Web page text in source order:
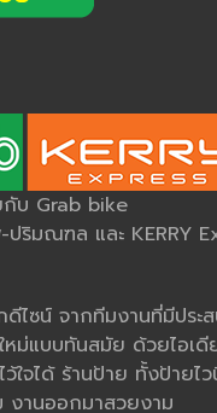
กับ Grab bike
ปริมณฑล และ KERRY
ไซน์ จากทีมงานที่มีปร
ม่แบบทันสมัย ด้วยไอเดี
ว้ใจได้ ร้านป้าย ทั้งป้าย
งานออกมาสวยงาม